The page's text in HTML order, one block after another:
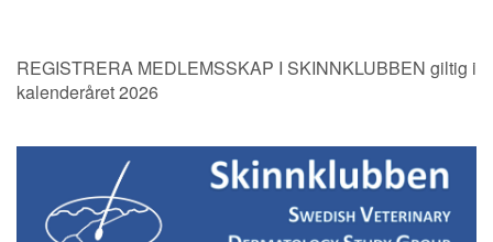
REGISTRERA MEDLEMSSKAP I SKINNKLUBBEN giltig i
kalenderåret 2026